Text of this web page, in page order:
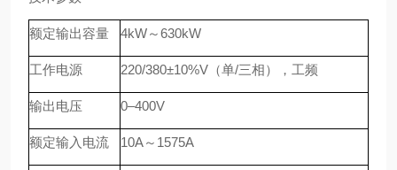
额定输出容量 4kW～630kW
工作电源 220/380±10%V（单/三相），工频
输出电压 0–400V
额定输入电流 10A～1575A